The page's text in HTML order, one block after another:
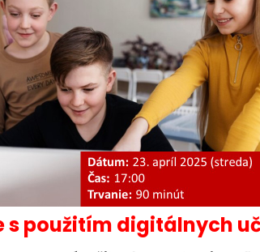
s použitím digitálnych